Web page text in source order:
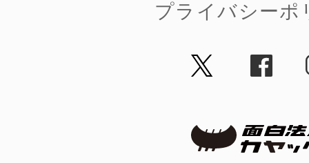
プライバシーポ